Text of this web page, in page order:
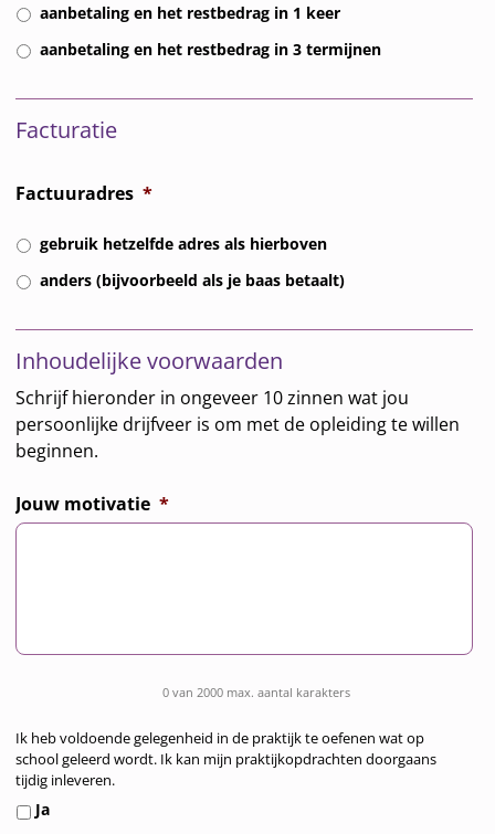
aanbetaling en het restbedrag in 1 keer
aanbetaling en het restbedrag in 3 termijnen
Facturatie
Factuuradres *
gebruik hetzelfde adres als hierboven
anders (bijvoorbeeld als je baas betaalt)
Inhoudelijke voorwaarden
Schrijf hieronder in ongeveer 10 zinnen wat jou
persoonlijke drijfveer is om met de opleiding te willen
beginnen.
Jouw motivatie *
0 van 2000 max. aantal karakters
V
o
l
d
Ik heb voldoende gelegenheid in de praktijk te oefenen wat op
school geleerd wordt. Ik kan mijn praktijkopdrachten doorgaans
tijdig inleveren.
Ja